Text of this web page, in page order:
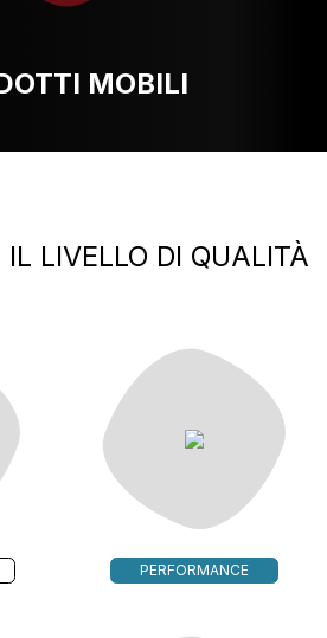
MOBILI
IL LIVELLO DI QUALITÀ
PERFORMANCE